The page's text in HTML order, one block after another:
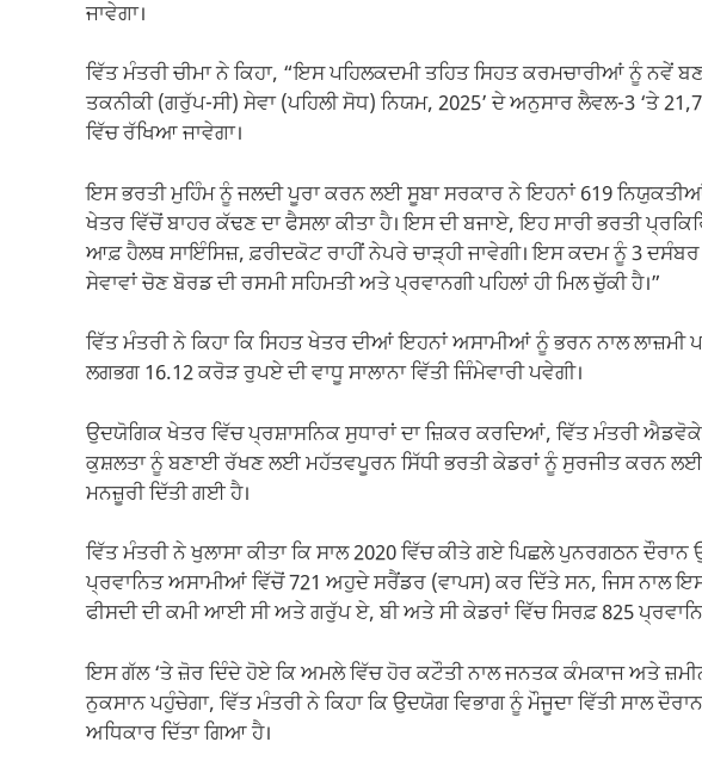
ਜਾਵੇਗਾ।
ਵਿੱਤ ਮੰਤਰੀ ਚੀਮਾ ਨੇ ਕਿਹਾ, “ਇਸ ਪਹਿਲਕਦਮੀ ਤਹਿਤ ਸਿਹਤ ਕਰਮਚਾਰੀਆਂ ਨੂੰ ਨਵੇਂ
ਤਕਨੀਕੀ (ਗਰੁੱਪ-ਸੀ) ਸੇਵਾ (ਪਹਿਲੀ ਸੋਧ) ਨਿਯਮ, 2025’ ਦੇ ਅਨੁਸਾਰ ਲੈਵਲ-3 ‘ਤੇ
ਵਿੱਚ ਰੱਖਿਆ ਜਾਵੇਗਾ।
ਇਸ ਭਰਤੀ ਮੁਹਿੰਮ ਨੂੰ ਜਲਦੀ ਪੂਰਾ ਕਰਨ ਲਈ ਸੂਬਾ ਸਰਕਾਰ ਨੇ ਇਹਨਾਂ 619
ਖੇਤਰ ਵਿੱਚੋਂ ਬਾਹਰ ਕੱਢਣ ਦਾ ਫੈਸਲਾ ਕੀਤਾ ਹੈ। ਇਸ ਦੀ ਬਜਾਏ, ਇਹ ਸਾਰੀ ਭਰਤੀ
ਆਫ਼ ਹੈਲਥ ਸਾਇੰਸਿਜ਼, ਫ਼ਰੀਦਕੋਟ ਰਾਹੀਂ ਨੇਪਰੇ ਚਾੜ੍ਹੀ ਜਾਵੇਗੀ। ਇਸ ਕਦਮ ਨੂੰ 3
ਸੇਵਾਵਾਂ ਚੋਣ ਬੋਰਡ ਦੀ ਰਸਮੀ ਸਹਿਮਤੀ ਅਤੇ ਪ੍ਰਵਾਨਗੀ ਪਹਿਲਾਂ ਹੀ ਮਿਲ ਚੁੱਕੀ ਹੈ।”
ਵਿੱਤ ਮੰਤਰੀ ਨੇ ਕਿਹਾ ਕਿ ਸਿਹਤ ਖੇਤਰ ਦੀਆਂ ਇਹਨਾਂ ਅਸਾਮੀਆਂ ਨੂੰ ਭਰਨ ਨਾਲ
ਲਗਭਗ 16.12 ਕਰੋੜ ਰੁਪਏ ਦੀ ਵਾਧੂ ਸਾਲਾਨਾ ਵਿੱਤੀ ਜਿੰਮੇਵਾਰੀ ਪਵੇਗੀ।
ਉਦਯੋਗਿਕ ਖੇਤਰ ਵਿੱਚ ਪ੍ਰਸ਼ਾਸਨਿਕ ਸੁਧਾਰਾਂ ਦਾ ਜ਼ਿਕਰ ਕਰਦਿਆਂ, ਵਿੱਤ ਮੰਤਰੀ
ਕੁਸ਼ਲਤਾ ਨੂੰ ਬਣਾਈ ਰੱਖਣ ਲਈ ਮਹੱਤਵਪੂਰਨ ਸਿੱਧੀ ਭਰਤੀ ਕੇਡਰਾਂ ਨੂੰ ਸੁਰਜੀਤ ਕਰਨ
ਮਨਜ਼ੂਰੀ ਦਿੱਤੀ ਗਈ ਹੈ।
ਵਿੱਤ ਮੰਤਰੀ ਨੇ ਖੁਲਾਸਾ ਕੀਤਾ ਕਿ ਸਾਲ 2020 ਵਿੱਚ ਕੀਤੇ ਗਏ ਪਿਛਲੇ ਪੁਨਰਗਠਨ
ਪ੍ਰਵਾਨਿਤ ਅਸਾਮੀਆਂ ਵਿੱਚੋਂ 721 ਅਹੁਦੇ ਸਰੈਂਡਰ (ਵਾਪਸ) ਕਰ ਦਿੱਤੇ ਸਨ, ਜਿਸ ਨਾਲ
ਫੀਸਦੀ ਦੀ ਕਮੀ ਆਈ ਸੀ ਅਤੇ ਗਰੁੱਪ ਏ, ਬੀ ਅਤੇ ਸੀ ਕੇਡਰਾਂ ਵਿੱਚ ਸਿਰਫ਼ 825
ਇਸ ਗੱਲ ‘ਤੇ ਜ਼ੋਰ ਦਿੰਦੇ ਹੋਏ ਕਿ ਅਮਲੇ ਵਿੱਚ ਹੋਰ ਕਟੌਤੀ ਨਾਲ ਜਨਤਕ ਕੰਮਕਾਜ ਅਤੇ
ਨੁਕਸਾਨ ਪਹੁੰਚੇਗਾ, ਵਿੱਤ ਮੰਤਰੀ ਨੇ ਕਿਹਾ ਕਿ ਉਦਯੋਗ ਵਿਭਾਗ ਨੂੰ ਮੌਜੂਦਾ ਵਿੱਤੀ ਸਾਲ
ਅਧਿਕਾਰ ਦਿੱਤਾ ਗਿਆ ਹੈ।